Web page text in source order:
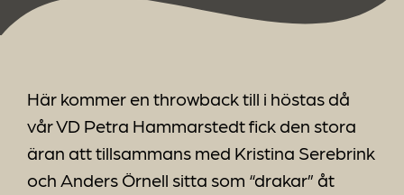
Här kommer en throwback till i höstas då
vår VD Petra Hammarstedt fick den stora
äran att tillsammans med Kristina Serebrink
och Anders Örnell sitta som “drakar” åt